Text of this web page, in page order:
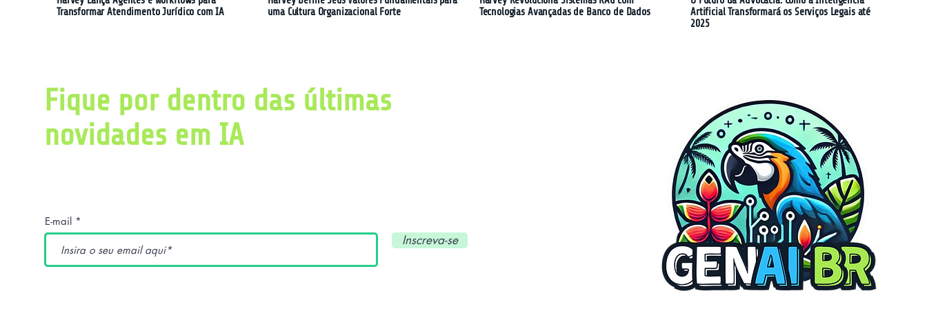
Transformar Atendimento Jurídico com IA
uma Cultura Organizacional Forte
Tecnologias Avançadas de Banco de Dados
Artificial Transformará os Serviços Legais até
2025
Fique por dentro das últimas
novidades em IA
E-mail
Inscreva-se